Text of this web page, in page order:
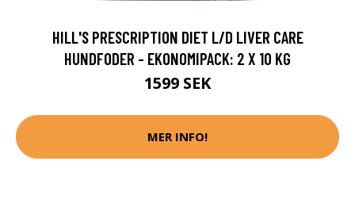
HILL'S PRESCRIPTION DIET L/D LIVER CARE
HUNDFODER - EKONOMIPACK: 2 X 10 KG
1599 SEK
MER INFO!